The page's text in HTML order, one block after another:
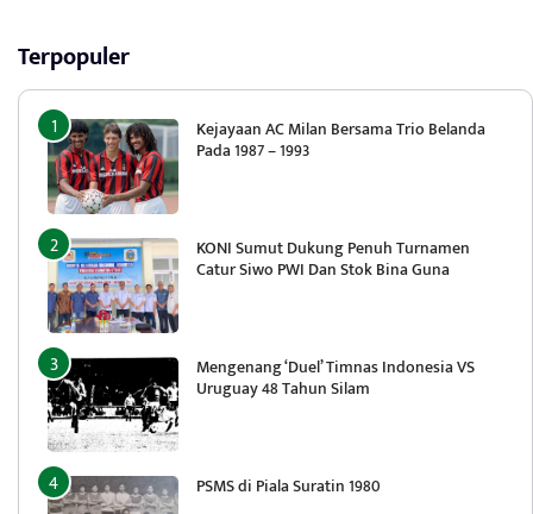
Terpopuler
Kejayaan AC Milan Bersama Trio Belanda
Pada 1987 – 1993
KONI Sumut Dukung Penuh Turnamen
Catur Siwo PWI Dan Stok Bina Guna
Mengenang ‘Duel’ Timnas Indonesia VS
Uruguay 48 Tahun Silam
PSMS di Piala Suratin 1980